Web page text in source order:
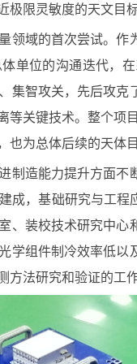
极限灵敏度的天文目
领域的首次尝试。
单位的沟通迭代，
集智攻关，先后攻
等关键技术。整个项
为总体后续的天体
制造能力提升方面
成，基础研究与工
、装校技术研究中
学组件制冷效率低
方法研究和验证的工